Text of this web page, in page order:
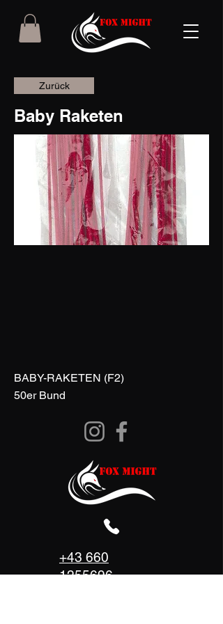
Zurück
Baby Raketen
BABY-RAKETEN (F2)
50er Bund
+43 660
1255696